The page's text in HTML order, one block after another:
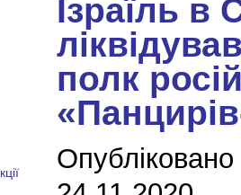
Ізраїль в
полк